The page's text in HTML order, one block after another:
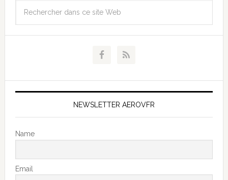
NEWSLETTER AEROVFR
Name
Email